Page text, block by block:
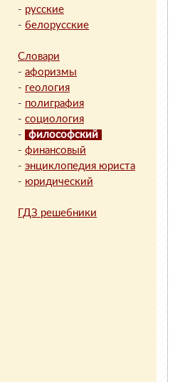
- русские
- белорусские
Словари
- афоризмы
- геология
- полиграфия
- социология
-
философский
- финансовый
- энциклопедия юриста
- юридический
ГДЗ решебники